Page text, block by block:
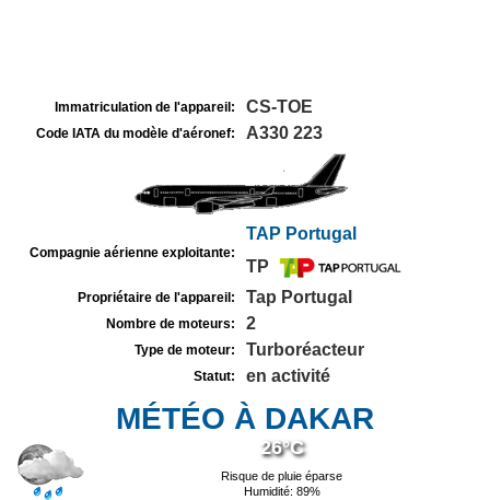
Immatriculation de l'appareil: CS-TOE
Code IATA du modèle d'aéronef: A330 223
Compagnie aérienne exploitante:
TAP Portugal
TP
Propriétaire de l'appareil: Tap Portugal
Nombre de moteurs: 2
Type de moteur: Turboréacteur
Statut: en activité
MÉTÉO À DAKAR
26°C
Risque de pluie éparse
Humidité: 89%